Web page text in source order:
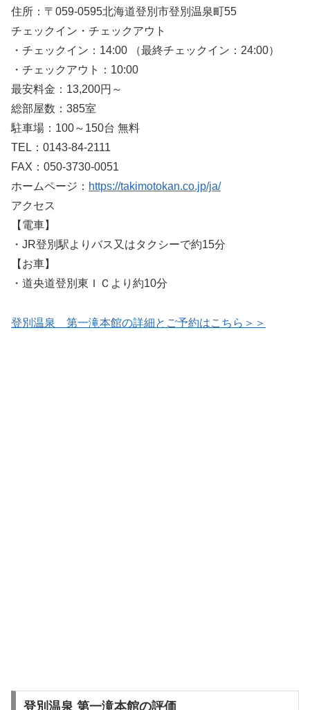
住所：〒059-0595北海道登別市登別温泉町55
チェックイン・チェックアウト
・チェックイン：14:00 （最終チェックイン：24:00）
・チェックアウト：10:00
最安料金：13,200円～
総部屋数：385室
駐車場：100～150台 無料
TEL：0143-84-2111
FAX：050-3730-0051
ホームページ： https://takimotokan.co.jp/ja/
アクセス
【電車】
・JR登別駅よりバス又はタクシーで約15分
【お車】
・道央道登別東ＩＣより約10分
登別温泉 第一滝本館の詳細とご予約はこちら＞＞
登別温泉 第一滝本館の評価